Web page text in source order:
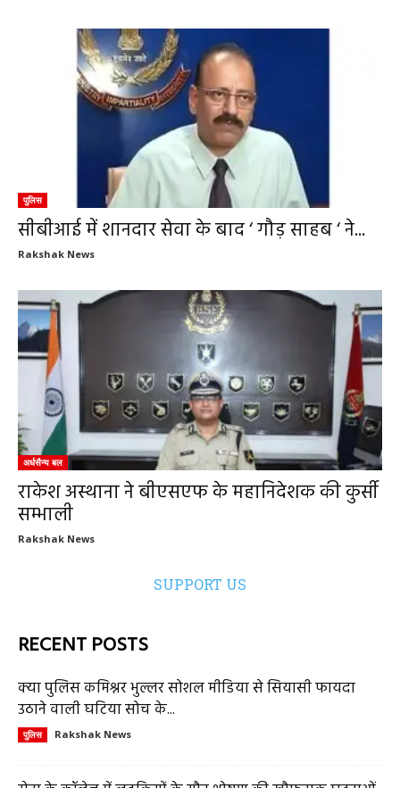
पुलिस
सीबीआई में शानदार सेवा के बाद ‘ गौड़ साहब ‘ ने...
Rakshak News
अर्धसैन्य बल
राकेश अस्थाना ने बीएसएफ के महानिदेशक की कुर्सी
सम्भाली
Rakshak News
SUPPORT US
RECENT POSTS
क्या पुलिस कमिश्नर भुल्लर सोशल मीडिया से सियासी फायदा
उठाने वाली घटिया सोच के...
पुलिस Rakshak News